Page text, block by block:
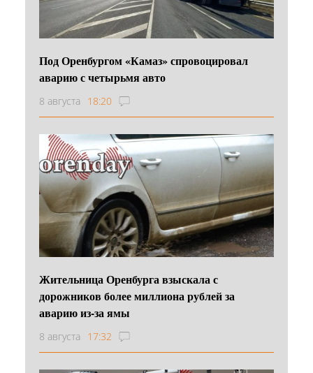
Под Оренбургом «Камаз» спровоцировал
аварию с четырьмя авто
8 августа 18:20
Жительница Оренбурга взыскала с
дорожников более миллиона рублей за
аварию из-за ямы
8 августа 17:32